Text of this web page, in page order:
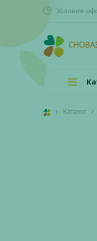
Условия
Каталог